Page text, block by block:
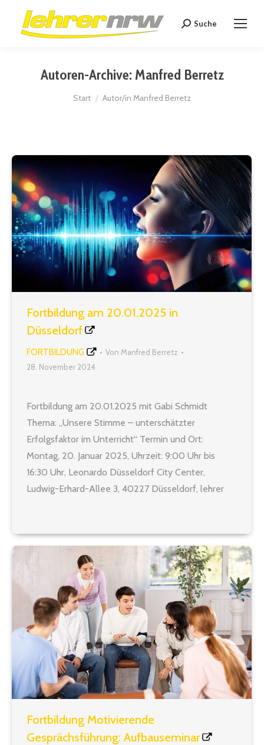
Search:
Suche
Autoren-Archive: Manfred Berretz
Sie befinden sich hier:
Start Autor/in Manfred Berretz
Fortbildung am 20.01.2025 in
Düsseldorf
FORTBILDUNG Von Manfred Berretz
28. November 2024
Fortbildung am 20.01.2025 mit Gabi Schmidt
Thema: „Unsere Stimme – unterschätzter
Erfolgsfaktor im Unterricht“ Termin und Ort:
Montag, 20. Januar 2025, Uhrzeit: 9:00 Uhr bis
16:30 Uhr, Leonardo Düsseldorf City Center,
Ludwig-Erhard-Allee 3, 40227 Düsseldorf, lehrer
Ansage machen oder etwas…
Fortbildung Motivierende
Gesprächsführung: Aufbauseminar